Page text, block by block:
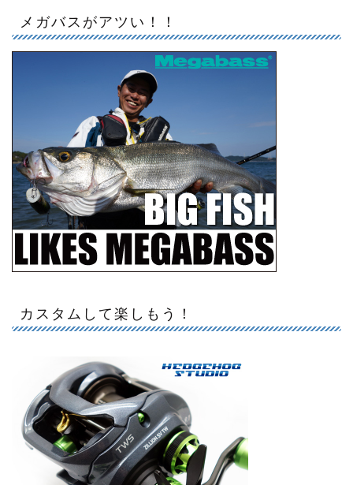
メガバスがアツい！！
カスタムして楽しもう！